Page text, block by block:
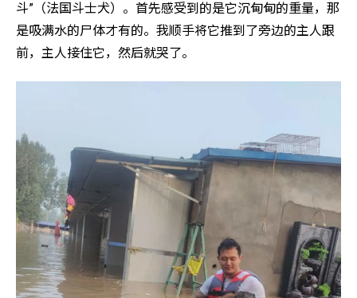
斗”（法国斗士犬）。首先感受到的是它沉甸甸的重量，那
是吸满水的尸体才有的。我顺手将它推到了旁边的主人跟
前，主人接住它，然后就哭了。